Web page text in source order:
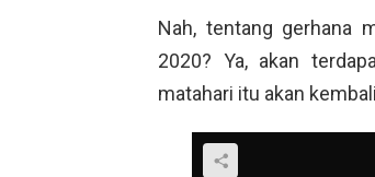
Nah, tentang gerhana
2020? Ya, akan
matahari itu akan